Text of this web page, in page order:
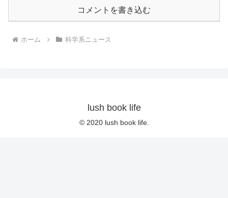
コメントを書き込む
ホーム 科学系ニュース
lush book life
© 2020 lush book life.